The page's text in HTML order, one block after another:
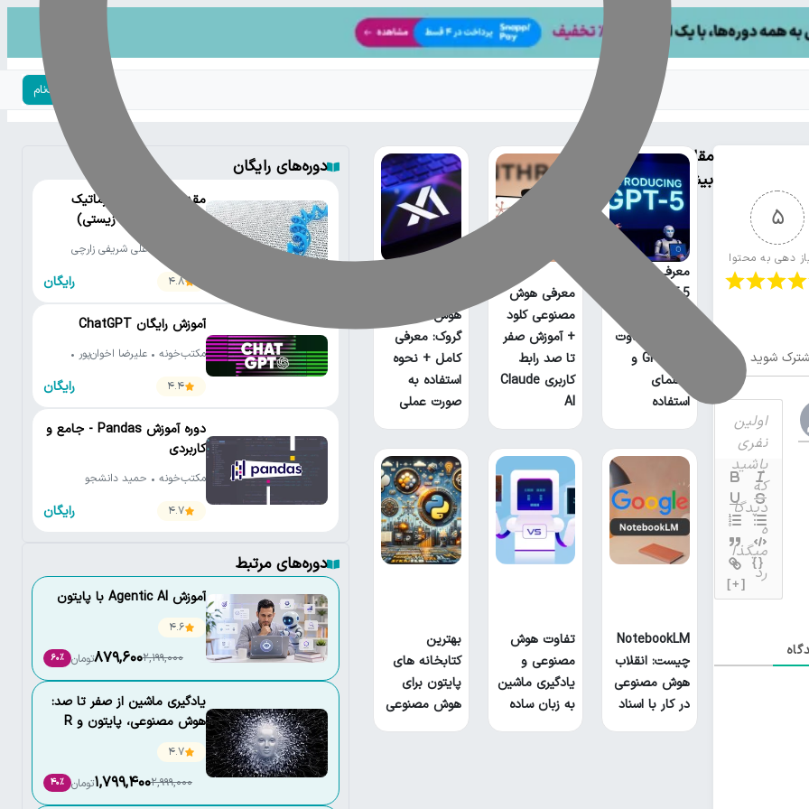
ورود | ثبت‌نام
5
دهی به محتوا
شوید
{}
[+]
مقالات
بیشتر
معرفی کامل
عملکرد، تفاوت
با GPT-4 و
راهنمای
استفاده
معرفی هوش
مصنوعی کلود
+ آموزش صفر
تا صد رابط
کاربری Claude
AI
هوش مصنوعی
گروک: معرفی
کامل + نحوه
استفاده به
صورت عملی
NotebookLM
چیست: انقلاب
هوش مصنوعی
در کار با اسناد
تفاوت هوش
مصنوعی و
یادگیری ماشین
به زبان ساده
بهترین
کتابخانه های
پایتون برای
هوش مصنوعی
دوره‌های رایگان
مقدمه‌ای بر بیوانفورماتیک
(تحلیل داده‌های زیستی)
مکتب‌خونه • علی شریفی زارچی
4.8
رایگان
آموزش رایگان ChatGPT
مکتب‌خونه • علیرضا اخوان‌پور •
4.4
رایگان
دوره آموزش Pandas - جامع و
کاربردی
مکتب‌خونه • حمید دانشجو
4.7
رایگان
دوره‌های مرتبط
آموزش Agentic AI با پایتون
4.6
2,199,000
879,600تومان 60٪
یادگیری ماشین از صفر تا صد:
هوش مصنوعی، پایتون و R
4.7
2,999,000
1,799,400تومان 40٪